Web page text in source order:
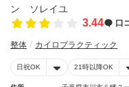
3.44 口
整体 カイロプラクティック
日祝OK 21時以降OK